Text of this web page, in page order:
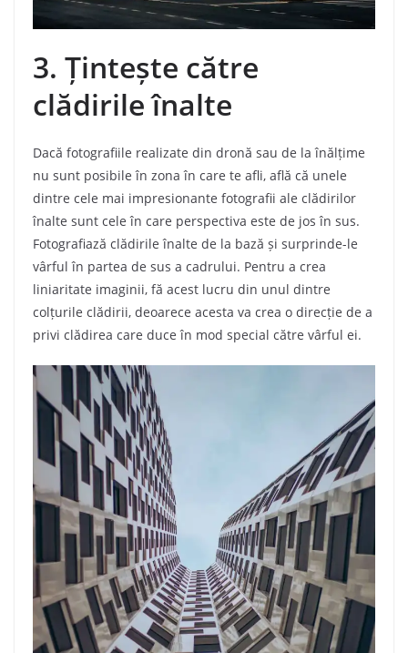
3. Țintește către
clădirile înalte
Dacă fotografiile realizate din dronă sau de la înălțime
nu sunt posibile în zona în care te afli, află că unele
dintre cele mai impresionante fotografii ale clădirilor
înalte sunt cele în care perspectiva este de jos în sus.
Fotografiază clădirile înalte de la bază și surprinde-le
vârful în partea de sus a cadrului. Pentru a crea
liniaritate imaginii, fă acest lucru din unul dintre
colțurile clădirii, deoarece acesta va crea o direcție de a
privi clădirea care duce în mod special către vârful ei.